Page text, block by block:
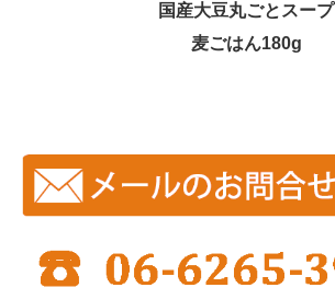
国産大豆丸ごとスープ
麦ごはん180g